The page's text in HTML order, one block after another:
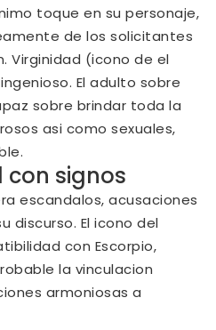
toque en su personaje,
de los solicitantes
Virginidad (icono de el
El adulto sobre
sobre brindar toda la
asi­ como sexuales,
signos
escandalos, acusaciones
discurso. El icono del
con Escorpio,
la vinculacion
armoniosas a